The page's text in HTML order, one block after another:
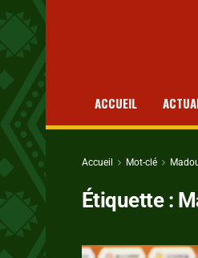
ACCUEIL
Accueil Mot-clé
Étiquette :